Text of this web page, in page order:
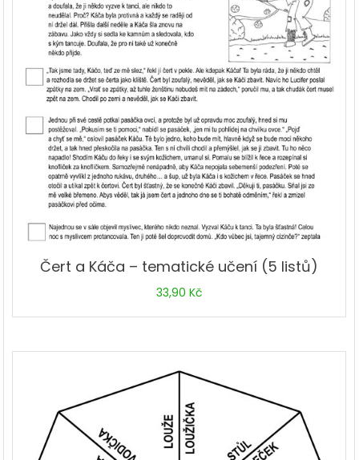
Čert a Káča – tematické učení (5 listů)
33,90 Kč